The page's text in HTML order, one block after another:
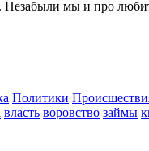
Незабыли мы и про
Политики
власть воровство займы